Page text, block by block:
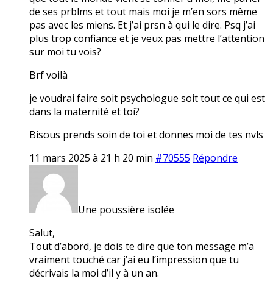
de ses prblms et tout mais moi je m’en sors même
pas avec les miens. Et j’ai prsn à qui le dire. Psq j’ai
plus trop confiance et je veux pas mettre l’attention
sur moi tu vois?
Brf voilà
je voudrai faire soit psychologue soit tout ce qui est
dans la maternité et toi?
Bisous prends soin de toi et donnes moi de tes nvls
11 mars 2025 à 21 h 20 min #70555 Répondre
Une poussière isolée
Salut,
Tout d’abord, je dois te dire que ton message m’a
vraiment touché car j’ai eu l’impression que tu
décrivais la moi d’il y à un an.